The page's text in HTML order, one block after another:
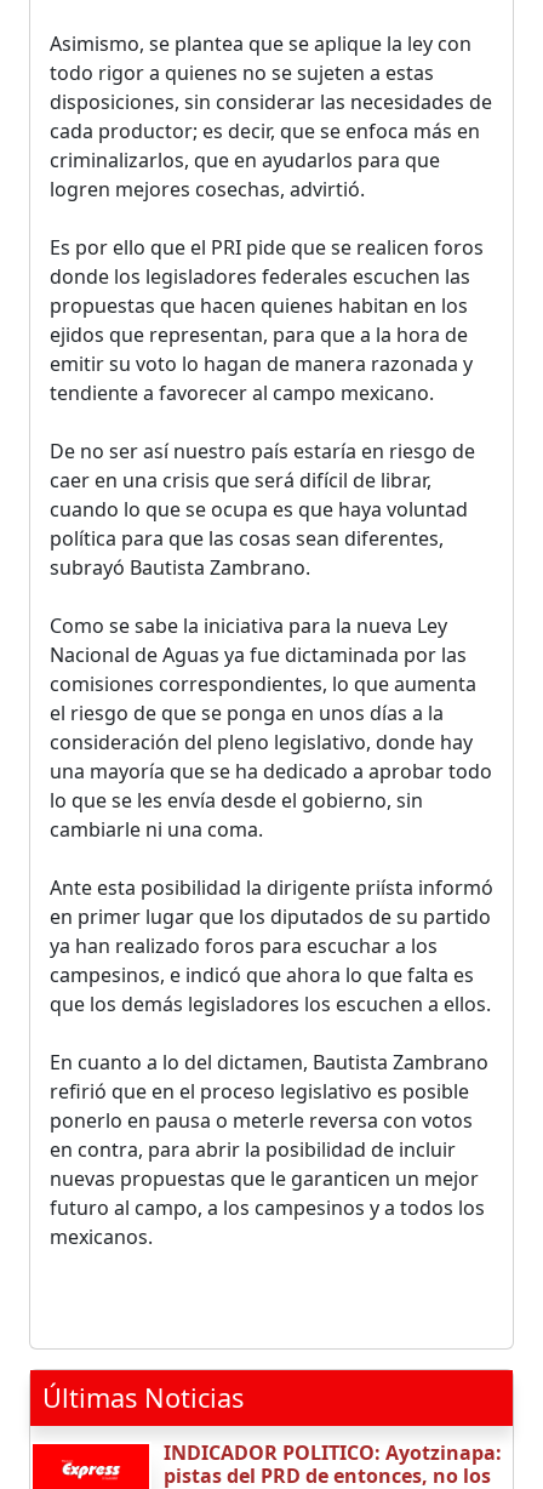
Asimismo, se plantea que se aplique la ley con
todo rigor a quienes no se sujeten a estas
disposiciones, sin considerar las necesidades de
cada productor; es decir, que se enfoca más en
criminalizarlos, que en ayudarlos para que
logren mejores cosechas, advirtió.
Es por ello que el PRI pide que se realicen foros
donde los legisladores federales escuchen las
propuestas que hacen quienes habitan en los
ejidos que representan, para que a la hora de
emitir su voto lo hagan de manera razonada y
tendiente a favorecer al campo mexicano.
De no ser así nuestro país estaría en riesgo de
caer en una crisis que será difícil de librar,
cuando lo que se ocupa es que haya voluntad
política para que las cosas sean diferentes,
subrayó Bautista Zambrano.
Como se sabe la iniciativa para la nueva Ley
Nacional de Aguas ya fue dictaminada por las
comisiones correspondientes, lo que aumenta
el riesgo de que se ponga en unos días a la
consideración del pleno legislativo, donde hay
una mayoría que se ha dedicado a aprobar todo
lo que se les envía desde el gobierno, sin
cambiarle ni una coma.
Ante esta posibilidad la dirigente priísta informó
en primer lugar que los diputados de su partido
ya han realizado foros para escuchar a los
campesinos, e indicó que ahora lo que falta es
que los demás legisladores los escuchen a ellos.
En cuanto a lo del dictamen, Bautista Zambrano
refirió que en el proceso legislativo es posible
ponerlo en pausa o meterle reversa con votos
en contra, para abrir la posibilidad de incluir
nuevas propuestas que le garanticen un mejor
futuro al campo, a los campesinos y a todos los
mexicanos.
Últimas Noticias
INDICADOR POLITICO: Ayotzinapa:
pistas del PRD de entonces, no los